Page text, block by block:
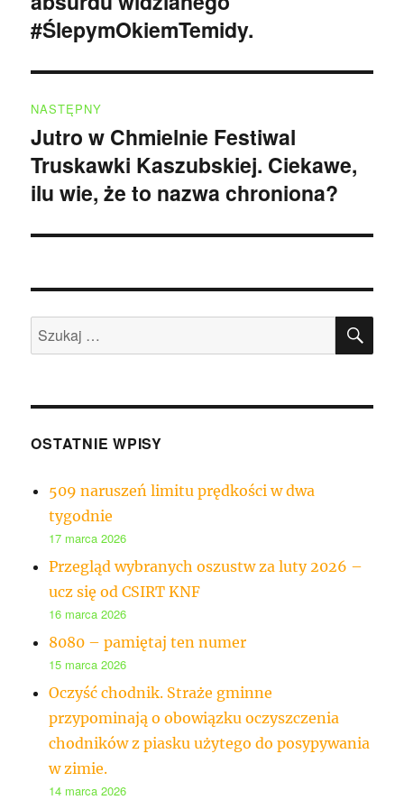
#ŚlepymOkiemTemidy.
NASTĘPNY
Następny
wpis:
Jutro w Chmielnie Festiwal
Truskawki Kaszubskiej. Ciekawe,
ilu wie, że to nazwa chroniona?
Szukaj:
OSTATNIE WPISY
509 naruszeń limitu prędkości w dwa
tygodnie
17 marca 2026
Przegląd wybranych oszustw za luty 2026 –
ucz się od CSIRT KNF
16 marca 2026
8080 – pamiętaj ten numer
15 marca 2026
Oczyść chodnik. Straże gminne
przypominają o obowiązku oczyszczenia
chodników z piasku użytego do posypywania
w zimie.
14 marca 2026